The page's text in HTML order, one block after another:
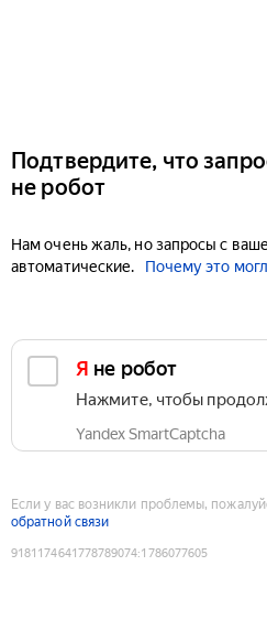
Подтвердите, что
не робот
Нам очень жаль, но запросы с
автоматические.
Почему это
Я не робот
Нажмите, чтобы
Yandex SmartCaptcha
Если у вас возникли проблемы,
обратной связи
9181174641778789074:1786077605